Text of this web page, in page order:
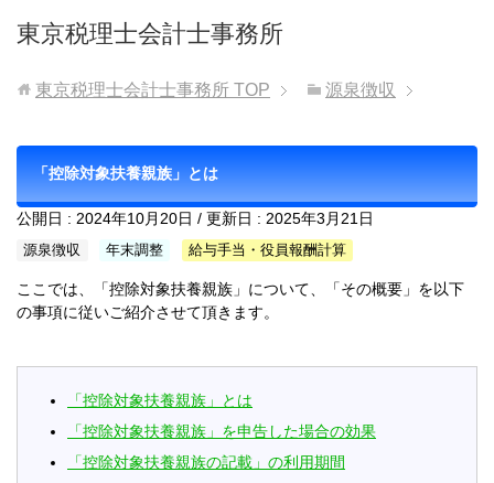
東京税理士会計士事務所
東京税理士会計士事務所 TOP 源泉徴収
「控除対象扶養親族」とは
公開日 : 2024年10月20日 / 更新日 : 2025年3月21日
源泉徴収 年末調整 給与手当・役員報酬計算
ここでは、「控除対象扶養親族」について、「その概要」を以下
の事項に従いご紹介させて頂きます。
「控除対象扶養親族」とは
「控除対象扶養親族」を申告した場合の効果
「控除対象扶養親族の記載」の利用期間